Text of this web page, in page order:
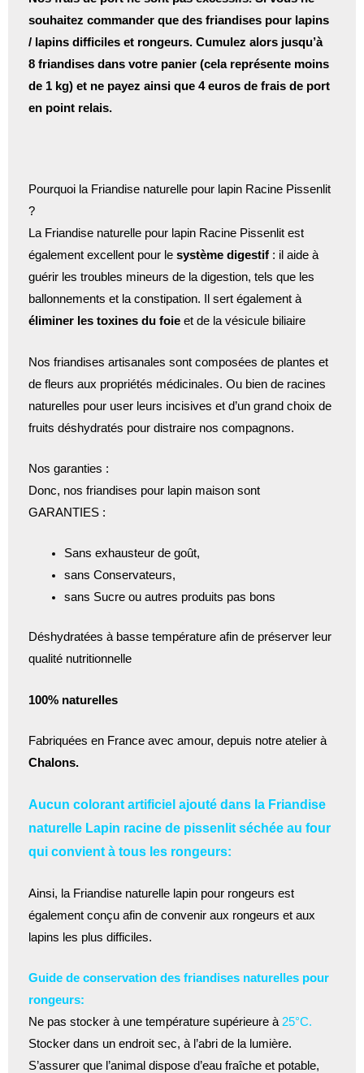
souhaitez commander que des friandises pour lapins
/ lapins difficiles et rongeurs. Cumulez alors jusqu’à
8 friandises dans votre panier (cela représente moins
de 1 kg) et ne payez ainsi que 4 euros de frais de port
en point relais.
Pourquoi la Friandise naturelle pour lapin Racine Pissenlit
?
La Friandise naturelle pour lapin Racine Pissenlit est
également excellent pour le système digestif : il aide à
guérir les troubles mineurs de la digestion, tels que les
ballonnements et la constipation. Il sert également à
éliminer les toxines du foie et de la vésicule biliaire
Nos friandises artisanales sont composées de plantes et
de fleurs aux propriétés médicinales. Ou bien de racines
naturelles pour user leurs incisives et d’un grand choix de
fruits déshydratés pour distraire nos compagnons.
Nos garanties :
Donc, nos friandises pour lapin maison sont
GARANTIES :
Sans exhausteur de goût,
sans Conservateurs,
sans Sucre ou autres produits pas bons
Déshydratées à basse température afin de préserver leur
qualité nutritionnelle
100% naturelles
Fabriquées en France avec amour, depuis notre atelier à
Chalons.
Aucun colorant artificiel ajouté dans la Friandise
naturelle Lapin racine de pissenlit séchée au four
qui convient à tous les rongeurs:
Ainsi, la Friandise naturelle lapin pour rongeurs est
également conçu afin de convenir aux rongeurs et aux
lapins les plus difficiles.
Guide de conservation des friandises naturelles pour
rongeurs:
Ne pas stocker à une température supérieure à 25°C.
Stocker dans un endroit sec, à l’abri de la lumière.
S’assurer que l’animal dispose d’eau fraîche et potable,